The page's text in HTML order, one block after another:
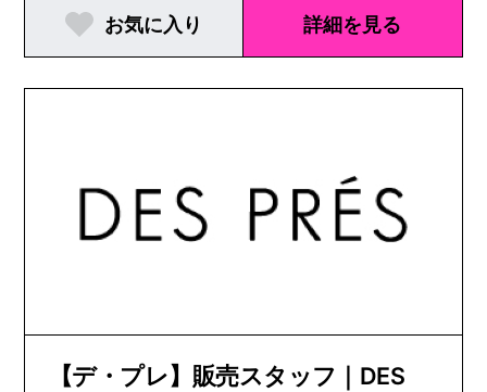
お気に入り 詳細を見る
【デ・プレ】販売スタッフ｜DES